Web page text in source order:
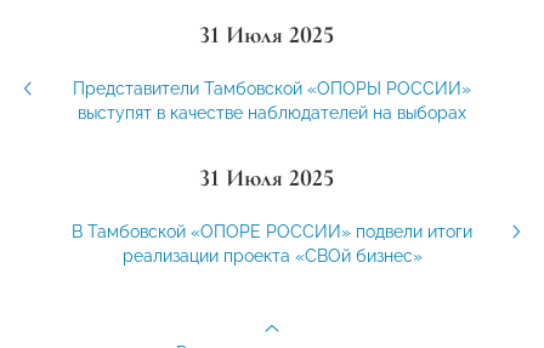
31 Июля 2025
Представители Тамбовской «ОПОРЫ РОССИИ»
выступят в качестве наблюдателей на выборах
31 Июля 2025
В Тамбовской «ОПОРЕ РОССИИ» подвели итоги
реализации проекта «СВОй бизнес»